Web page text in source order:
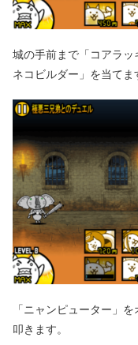
城の手前まで「コアラ
ネコビルダー」を当てま
「ニャンピューター」
叩きます。